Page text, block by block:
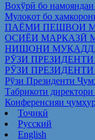
Вохўрӣ бо
Мулоқот бо
ПАЁМИ ПЕШВОИ
ОСИЁИ МАРКАЗӢ
НИШОНИ
РӮЗИ
РӮЗИ
Рўзи Президенти
Табрикоти
Конференсияи
Тоҷикӣ
Русский
English